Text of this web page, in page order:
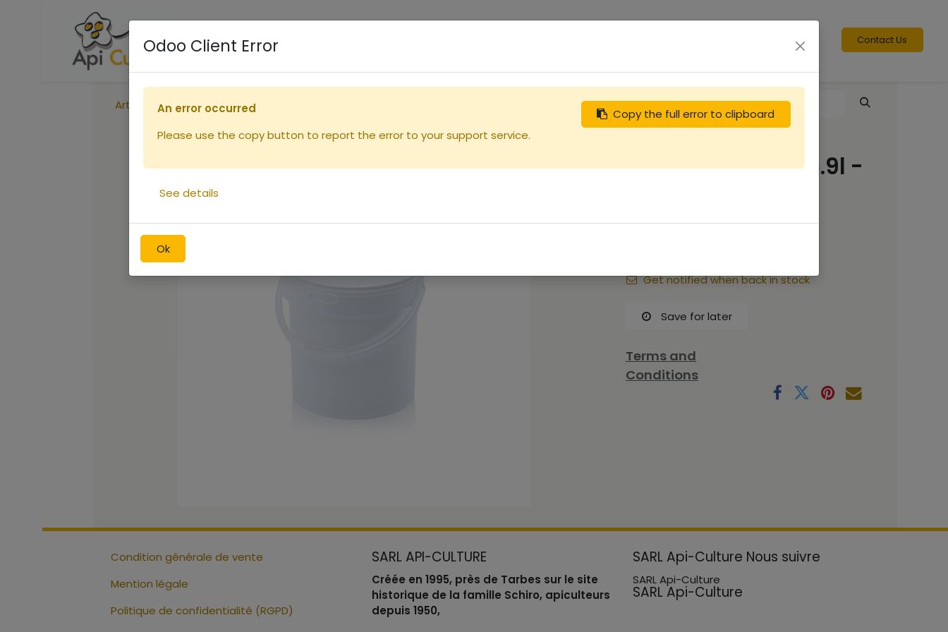
Accueil Boutique Contact Us
Articles Seau plastique 15.9l - 20kg
Seau plastique 15.9l -
3.33€
Get notified when back in stock
Save for later
Terms and
Conditions
Condition générale de vente
Mention légale
Politique de confidentialité (RGPD)
SARL API-CULTURE
Créée en 1995, près de Tarbes sur le site
historique de la famille Schiro, apiculteurs
depuis 1950,
SARL Api-Culture Nous suivre
SARL Api-Culture
SARL Api-Culture
Odoo Client Error
Ok
Copy the full error to clipboard
An error occurred
Please use the copy button to report the error to your support service.
See details